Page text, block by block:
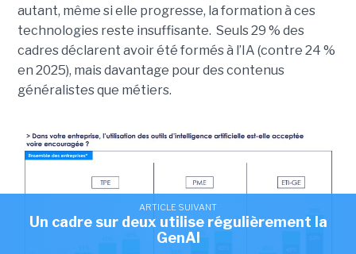
ARTICLE SUIVANT
Un cadre sur deux utilise régulièrement la
GenAI
autant, même si elle progresse, la formation à ces
technologies reste insuffisante. Seuls 29 % des
cadres déclarent avoir été formés à l’IA (contre 24 %
en 2025), mais davantage pour des contenus
généralistes que métiers.